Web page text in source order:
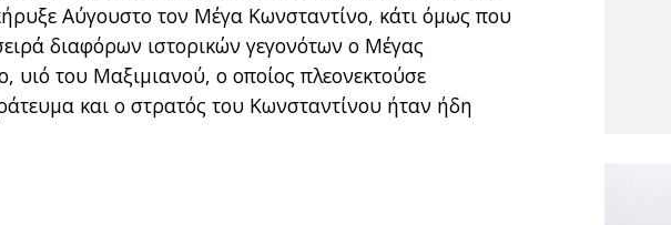
Αύγουστο τον Μέγα Κωνσταντίνο, κάτι όμως που
διαφόρων ιστορικών γεγονότων ο Μέγας
υιό του Μαξιμιανού, ο οποίος πλεονεκτούσε
και ο στρατός του Κωνσταντίνου ήταν ήδη